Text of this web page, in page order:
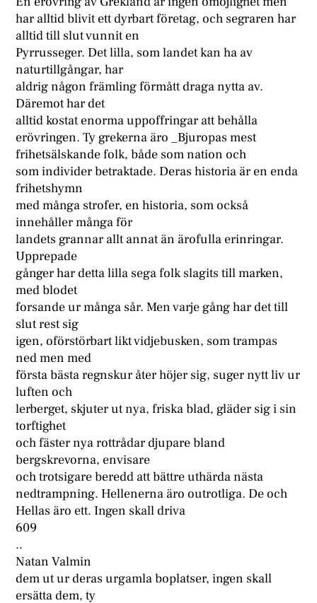
har alltid blivit ett dyrbart företag, och segraren har
alltid till slut vunnit en
Pyrrusseger. Det lilla, som landet kan ha av
naturtillgångar, har
aldrig någon främling förmått draga nytta av.
Däremot har det
alltid kostat enorma uppoffringar att behålla
erövringen. Ty grekerna äro _Bjuropas mest
frihetsälskande folk, både som nation och
som individer betraktade. Deras historia är en enda
frihetshymn
med många strofer, en historia, som också
innehåller många för
landets grannar allt annat än ärofulla erinringar.
Upprepade
gånger har detta lilla sega folk slagits till marken,
med blodet
forsande ur många sår. Men varje gång har det till
slut rest sig
igen, oförstörbart likt vidjebusken, som trampas
ned men med
första bästa regnskur åter höjer sig, suger nytt liv ur
luften och
lerberget, skjuter ut nya, friska blad, gläder sig i sin
torftighet
och fäster nya rottrådar djupare bland
bergskrevorna, envisare
och trotsigare beredd att bättre uthärda nästa
nedtrampning. Hellenerna äro outrotliga. De och
Hellas äro ett. Ingen skall driva
609
..
Natan Valmin
dem ut ur deras urgamla boplatser, ingen skall
ersätta dem, ty